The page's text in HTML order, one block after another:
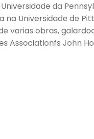
da
Universidade de
varias obras,
Associationfs John